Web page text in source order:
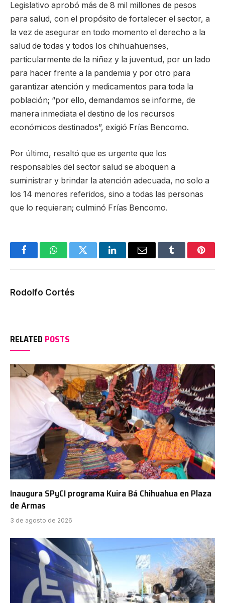
Legislativo aprobó más de 8 mil millones de pesos
para salud, con el propósito de fortalecer el sector, a
la vez de asegurar en todo momento el derecho a la
salud de todas y todos los chihuahuenses,
particularmente de la niñez y la juventud, por un lado
para hacer frente a la pandemia y por otro para
garantizar atención y medicamentos para toda la
población; “por ello, demandamos se informe, de
manera inmediata el destino de los recursos
económicos destinados”, exigió Frías Bencomo.
Por último, resaltó que es urgente que los
responsables del sector salud se aboquen a
suministrar y brindar la atención adecuada, no solo a
los 14 menores referidos, sino a todas las personas
que lo requieran; culminó Frías Bencomo.
FacebookWhatsAppTwitter LinkedInEmail Tumblr
Rodolfo Cortés
RELATED POSTS
Inaugura SPyCI programa Kuira Bá Chihuahua en Plaza
de Armas
3 de agosto de 2026